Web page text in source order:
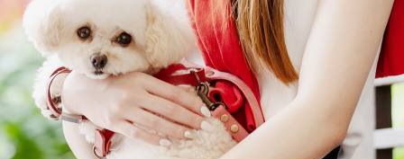
LIMITED
期間限定商品
CHECKED PRODUCTS
最近チェックした商品
ORDER HISTORY